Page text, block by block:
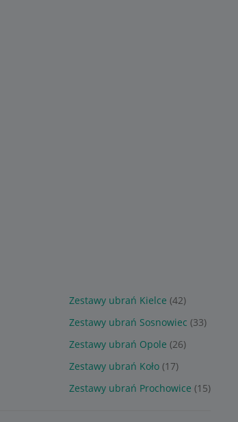
Zestawy ubrań Kielce (42)
Zestawy ubrań Sosnowiec (33)
Zestawy ubrań Opole (26)
Zestawy ubrań Koło (17)
Zestawy ubrań Prochowice (15)